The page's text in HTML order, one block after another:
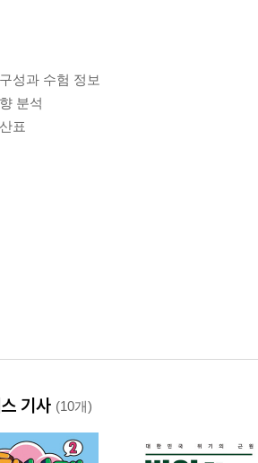
성과 수험 정보
분석
표
Sheet
기사 (10개)